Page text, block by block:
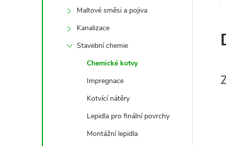
Maltové směsi a pojiva
Kanalizace
Stavební chemie
Chemické kotvy
Impregnace
Kotvící nátěry
Lepidla pro finální povrchy
Montážní lepidla